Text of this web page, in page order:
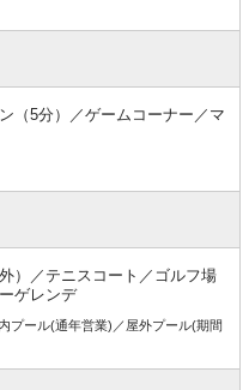
（5分）／ゲームコーナー／マ
）／テニスコート／ゴルフ場
ゲレンデ
プール(通年営業)／屋外プール(期間